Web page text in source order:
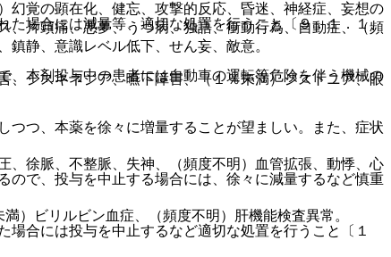
場合には減量等、適切な処置を行うこと〔９．１．１、
本剤投与中の患者には自動車の運転等危険を伴う機械の
つ、本薬を徐々に増量することが望ましい。また、症状
で、投与を中止する場合には、徐々に減量するなど慎重
合には投与を中止するなど適切な処置を行うこと〔１
覚の顕在化、健忘、攻撃的反応、昏迷、神経症、妄想の
、片頭痛、悪夢、うつ病、独語、衝動行為、自動症、（頻
静、意識レベル低下、せん妄、敵意。
ジスキネジア、嚥下障害、（１％未満）ジストニア、眼
徐脈、不整脈、失神、（頻度不明）血管拡張、動悸、心
）ビリルビン血症、（頻度不明）肝機能検査異常。